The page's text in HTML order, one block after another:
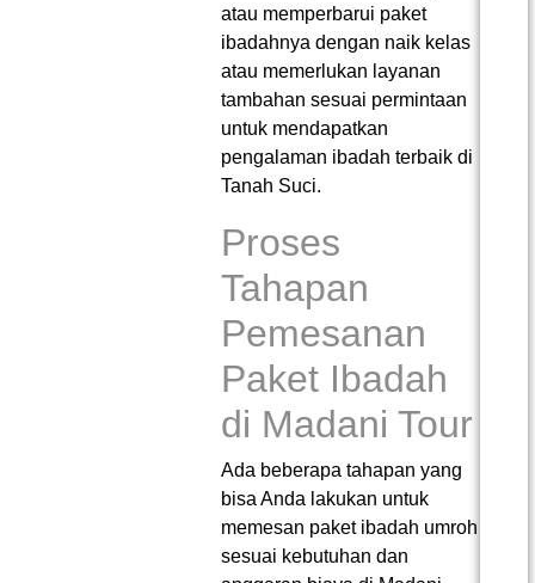
atau memperbarui paket
ibadahnya dengan naik kelas
atau memerlukan layanan
tambahan sesuai permintaan
untuk mendapatkan
pengalaman ibadah terbaik di
Tanah Suci.
Proses
Tahapan
Pemesanan
Paket Ibadah
di Madani Tour
Ada beberapa tahapan yang
bisa Anda lakukan untuk
memesan paket ibadah umroh
sesuai kebutuhan dan